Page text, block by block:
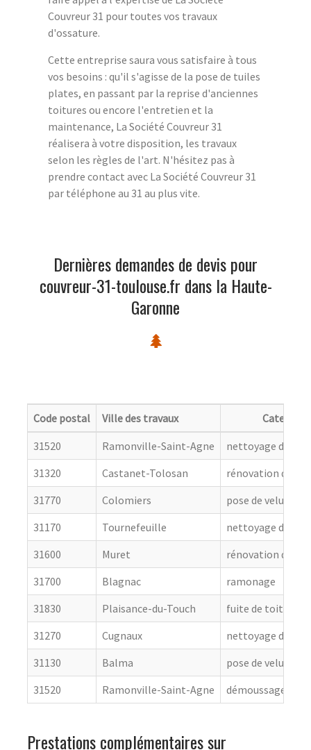
Couvreur 31 pour toutes vos travaux
d'ossature.
Cette entreprise saura vous satisfaire à tous
vos besoins : qu'il s'agisse de la pose de tuiles
plates, en passant par la reprise d'anciennes
toitures ou encore l'entretien et la
maintenance, La Société Couvreur 31
réalisera à votre disposition, les travaux
selon les règles de l'art. N'hésitez pas à
prendre contact avec La Société Couvreur 31
par téléphone au 31 au plus vite.
Dernières demandes de devis pour
couvreur-31-toulouse.fr dans la Haute-
Garonne
Code postal Ville des travaux
Categorie
31520
Ramonville-Saint-Agne
nettoyage de
31320
Castanet-Tolosan
rénovation de
31770
Colomiers
pose de velux
31170
Tournefeuille
nettoyage de
31600
Muret
rénovation de
31700
Blagnac
ramonage
31830
Plaisance-du-Touch
fuite de toiture
31270
Cugnaux
nettoyage de
31130
Balma
pose de velux
31520
Ramonville-Saint-Agne démoussage de
Prestations complémentaires sur